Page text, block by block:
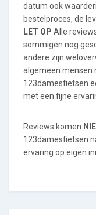
datum ook
bestelproces, de
LET OP Alle
sommigen nog
andere zijn
algemeen mensen
123damesfietsen
met een fijne
Reviews komen
123damesfietsen
ervaring op eigen